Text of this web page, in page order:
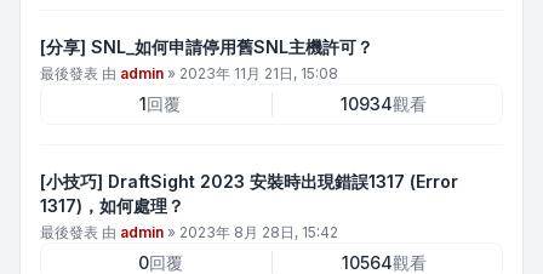
[分享] SNL_如何申請停用舊SNL主機許可？
最後發表 由 admin » 2023年 11月 21日, 15:08
1回覆 10934觀看
[小技巧] DraftSight 2023 安裝時出現錯誤1317 (Error
1317)，如何處理？
最後發表 由 admin » 2023年 8月 28日, 15:42
0回覆 10564觀看